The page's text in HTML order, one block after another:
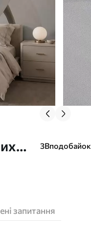
3Вподобайок
запитання